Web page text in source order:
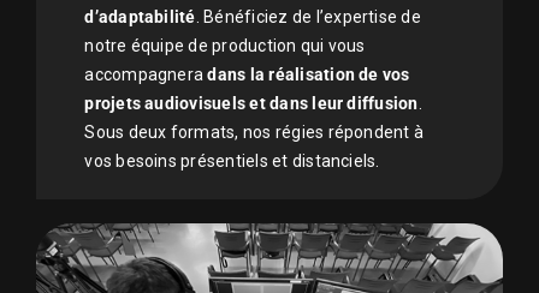
d’adaptabilité . Bénéficiez de l’expertise de
notre équipe de production qui vous
accompagneradans la réalisation de vos
projets audiovisuels et dans leur diffusion
Sous deux formats, nos régies répondent à
vos besoins présentiels et distanciels.